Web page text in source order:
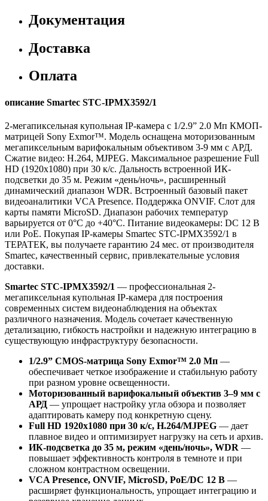
Документация
Доставка
Оплата
описание Smartec STC-IPMX3592/1
2-мегапиксельная купольная IP-камера с 1/2.9” 2.0 Мп КМОП-
матрицей Sony Exmor™. Модель оснащена моторизованным
мегапиксельным варифокальным объективом 3-9 мм с АРД.
Сжатие видео: H.264, MJPEG. Максимальное разрешение Full
HD (1920x1080) при 30 к/с. Дальность встроенной ИК-
подсветки до 35 м. Режим «день/ночь», расширенный
динамический диапазон WDR. Встроенный базовый пакет
видеоаналитики VCA Presence. Поддержка ONVIF. Слот для
карты памяти MicroSD. Диапазон рабочих температур
варьируется от 0°С до +40°С. Питание видеокамеры: DC 12 В
или PoE. Покупая IP-камеры Smartec STC-IPMX3592/1 в
ТЕРАТЕК, вы получаете гарантию 24 мес. от производителя
Smartec, качественный сервис, привлекательные условия
доставки.
Smartec STC-IPMX3592/1 — профессиональная 2-
мегапиксельная купольная IP-камера для построения
современных систем видеонаблюдения на объектах
различного назначения. Модель сочетает качественную
детализацию, гибкость настройки и надежную интеграцию в
существующую инфраструктуру безопасности.
1/2.9” CMOS-матрица Sony Exmor™ 2.0 Мп —
обеспечивает четкое изображение и стабильную работу
при разном уровне освещенности.
Моторизованный варифокальный объектив 3–9 мм с
АРД — упрощает настройку угла обзора и позволяет
адаптировать камеру под конкретную сцену.
Full HD 1920x1080 при 30 к/с, H.264/MJPEG — дает
плавное видео и оптимизирует нагрузку на сеть и архив.
ИК-подсветка до 35 м, режим «день/ночь», WDR —
повышает эффективность контроля в темноте и при
сложном контрастном освещении.
VCA Presence, ONVIF, MicroSD, PoE/DC 12 В —
расширяет функциональность, упрощает интеграцию и